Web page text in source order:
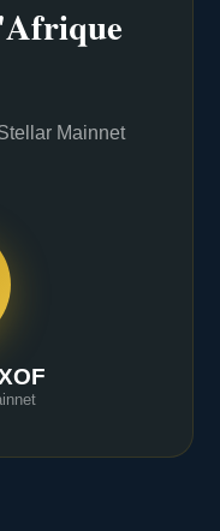
Mainnet